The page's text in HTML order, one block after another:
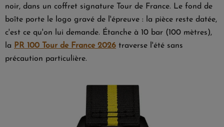
noir, dans un coffret signature Tour de France. Le fond de
boîte porte le logo gravé de l'épreuve : la pièce reste datée,
c'est ce qu'on lui demande. Étanche à 10 bar (100 mètres),
la
PR 100 Tour de France 2026 traverse l'été sans
précaution particulière.